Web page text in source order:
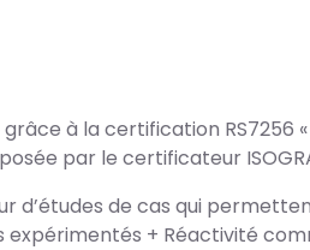
à la certification RS7256
par le certificateur
d’études de cas qui
expérimentés + Réactivité